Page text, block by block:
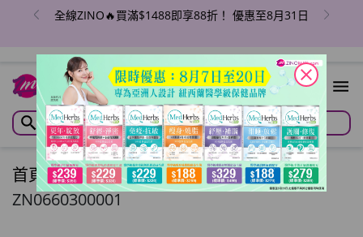
ZINO美妝護膚💥本月精選產品買4送1！ 優惠至8月31
首頁/ZINO 魔幻亮肌BB精華
ZN0660300001
close